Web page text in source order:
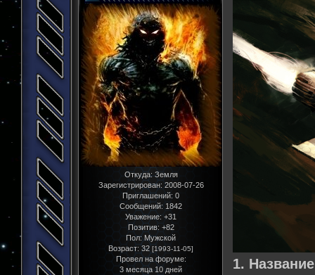
Откуда: Земля
Зарегистрирован: 2008-07-26
Приглашений: 0
Сообщений: 1842
Уважение: +31
Позитив: +82
Пол: Мужской
Возраст: 32 [1993-11-05]
Провел на форуме:
3 месяца 10 дней
1.